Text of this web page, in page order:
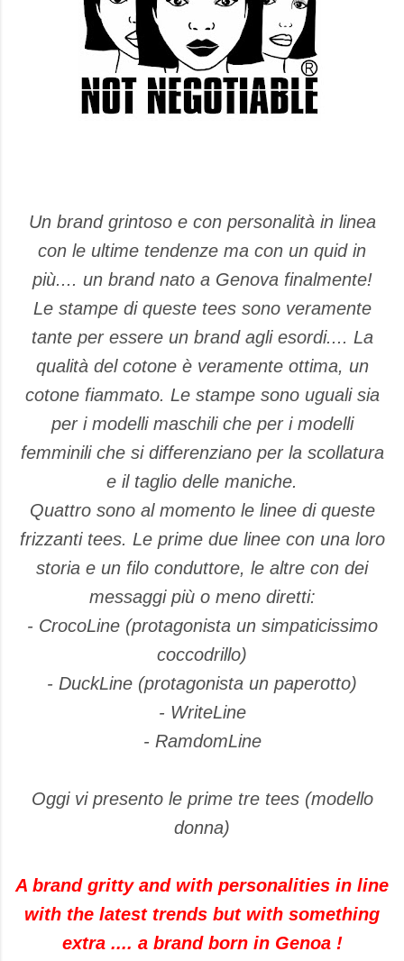
Un brand grintoso e con personalità in linea
con le ultime tendenze ma con un quid in
più.... un brand nato a Genova finalmente!
Le stampe di queste tees sono veramente
tante per essere un brand agli esordi.... La
qualità del cotone è veramente ottima, un
cotone fiammato. Le stampe sono uguali sia
per i modelli maschili che per i modelli
femminili che si differenziano per la scollatura
e il taglio delle maniche.
Quattro sono al momento le linee di queste
frizzanti tees. Le prime due linee con una loro
storia e un filo conduttore, le altre con dei
messaggi più o meno diretti:
- CrocoLine (protagonista un simpaticissimo
coccodrillo)
- DuckLine (protagonista un paperotto)
- WriteLine
- RamdomLine
Oggi vi presento le prime tre tees (modello
donna)
A brand gritty and with personalities in line
with the latest trends but with something
extra .... a brand born in Genoa !